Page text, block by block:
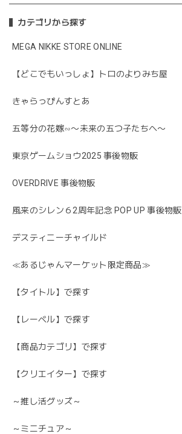
カテゴリから探す
MEGA NIKKE STORE ONLINE
【どこでもいっしょ】トロのよりみち屋
きゃらっぴんすとあ
五等分の花嫁∽〜未来の五つ子たちへ〜
東京ゲームショウ2025 事後物販
OVERDRIVE 事後物販
風来のシレン６2周年記念 POP UP 事後物販
デスティニーチャイルド
≪あるじゃんマーケット限定商品≫
【タイトル】で探す
【レーベル】で探す
【商品カテゴリ】で探す
【クリエイター】で探す
～推し活グッズ～
～ミニチュア～